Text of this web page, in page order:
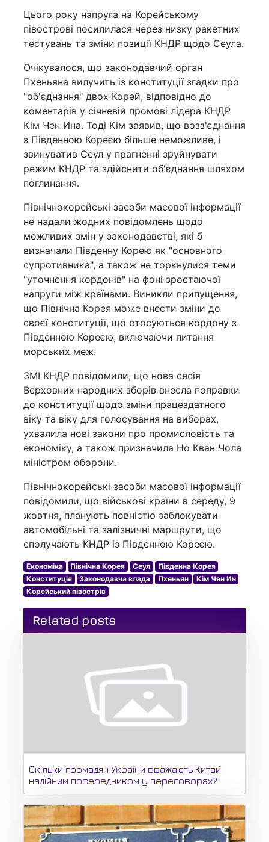
Цього року напруга на Корейському
півострові посилилася через низку ракетних
тестувань та зміни позиції КНДР щодо Сеула.
Очікувалося, що законодавчий орган
Пхеньяна вилучить із конституції згадки про
"об'єднання" двох Корей, відповідно до
коментарів у січневій промові лідера КНДР
Кім Чен Ина. Тоді Кім заявив, що возз'єднання
з Південною Кореєю більше неможливе, і
звинуватив Сеул у прагненні зруйнувати
режим КНДР та здійснити об'єднання шляхом
поглинання.
Північнокорейські засоби масової інформації
не надали жодних повідомлень щодо
можливих змін у законодавстві, які б
визначали Південну Корею як "основного
супротивника", а також не торкнулися теми
"уточнення кордонів" на фоні зростаючої
напруги між країнами. Виникли припущення,
що Північна Корея може внести зміни до
своєї конституції, що стосуються кордону з
Південною Кореєю, включаючи питання
морських меж.
ЗМІ КНДР повідомили, що нова сесія
Верховних народних зборів внесла поправки
до конституції щодо зміни працездатного
віку та віку для голосування на виборах,
ухвалила нові закони про промисловість та
економіку, а також призначила Но Кван Чола
міністром оборони.
Північнокорейські засоби масової інформації
повідомили, що військові країни в середу, 9
жовтня, планують повністю заблокувати
автомобільні та залізничні маршрути, що
сполучають КНДР із Південною Кореєю.
Економіка Північна Корея Сеул
Південна Корея
Конституція
Законодавча влада Пхеньян
Кім Чен Ин
Корейський півострів
Related posts
Скільки громадян України вважають Китай
надійним посередником у переговорах?